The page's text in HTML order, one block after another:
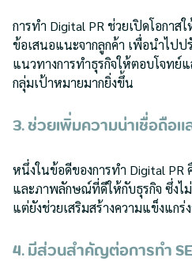
การทำ Digital PR ช่วยเปิดโอกาส
ข้อเสนอแนะจากลูกค้า เพื่อนำไปป
แนวทางการทำธุรกิจให้ตอบโจทย์
กลุ่มเป้าหมายมากยิ่งขึ้น
3. ช่วยเพิ่มความน่าเชื่อถื
หนึ่งในข้อดีของการทำ Digital PR
และภาพลักษณ์ที่ดีให้กับธุรกิจ ซึ่งไ
แต่ยังช่วยเสริมสร้างความแข็งแกร่
4. มีส่วนสำคัญต่อการทำ